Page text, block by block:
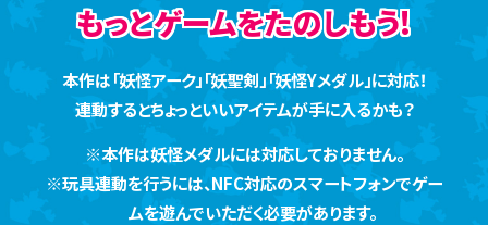
もっとゲームをたのしもう!
本作は「妖怪アーク」「妖聖剣」「妖怪Yメダル」に対応！
連動するとちょっといいアイテムが手に入るかも？
※本作は妖怪メダルには対応しておりません。
※玩具連動を行うには、NFC対応のスマートフォンでゲー
ムを遊んでいただく必要があります。